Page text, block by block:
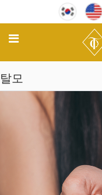
메뉴
탈모